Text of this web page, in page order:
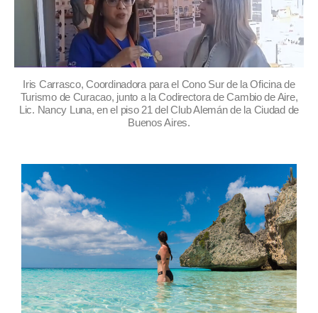
Iris Carrasco, Coordinadora para el Cono Sur de la Oficina de
Turismo de Curacao, junto a la Codirectora de Cambio de Aire,
Lic. Nancy Luna, en el piso 21 del Club Alemán de la Ciudad de
Buenos Aires.